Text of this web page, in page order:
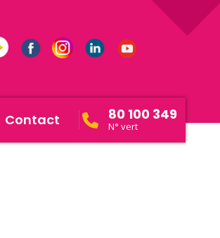
Contact 80 100 349
N° vert